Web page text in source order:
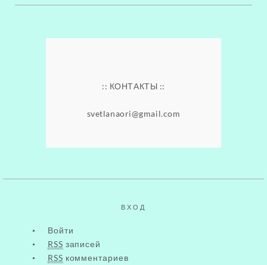
:: КОНТАКТЫ ::
svetlanaori@gmail.com
ВХОД
Войти
RSS записей
RSS комментариев